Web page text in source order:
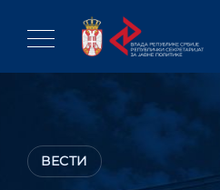
content
ВЕСТИ